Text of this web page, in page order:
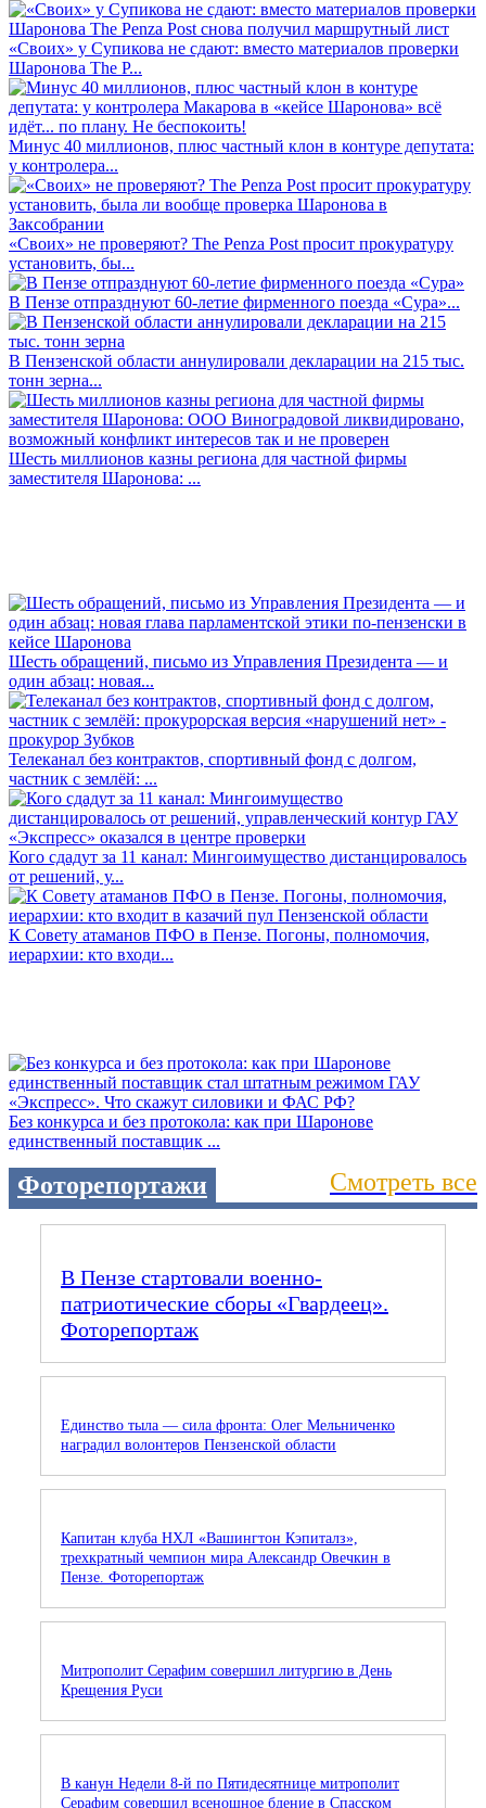
«Своих» у Супикова не сдают: вместо материалов проверки
Шаронова The P...
Минус 40 миллионов, плюс частный клон в контуре депутата:
у контролера...
«Своих» не проверяют? The Penza Post просит прокуратуру
установить, бы...
В Пензе отпразднуют 60-летие фирменного поезда «Сура»...
В Пензенской области аннулировали декларации на 215 тыс.
тонн зерна...
Шесть миллионов казны региона для частной фирмы
заместителя Шаронова: ...
Шесть обращений, письмо из Управления Президента — и
один абзац: новая...
Телеканал без контрактов, спортивный фонд с долгом,
частник с землёй: ...
Кого сдадут за 11 канал: Мингоимущество дистанцировалось
от решений, у...
К Совету атаманов ПФО в Пензе. Погоны, полномочия,
иерархии: кто входи...
Без конкурса и без протокола: как при Шаронове
единственный поставщик ...
Фоторепортажи Смотреть все
В Пензе стартовали военно-
патриотические сборы «Гвардеец».
Фоторепортаж
Единство тыла — сила фронта: Олег Мельниченко
наградил волонтеров Пензенской области
Капитан клуба НХЛ «Вашингтон Кэпиталз»,
трехкратный чемпион мира Александр Овечкин в
Пензе. Фоторепортаж
Митрополит Серафим совершил литургию в День
Крещения Руси
В канун Недели 8-й по Пятидесятнице митрополит
Серафим совершил всенощное бдение в Спасском